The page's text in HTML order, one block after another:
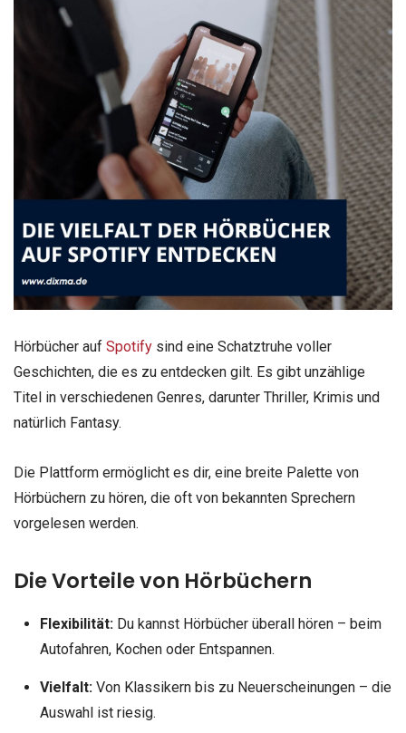
Hörbücher auf Spotify sind eine Schatztruhe voller
Geschichten, die es zu entdecken gilt. Es gibt unzählige
Titel in verschiedenen Genres, darunter Thriller, Krimis und
natürlich Fantasy.
Die Plattform ermöglicht es dir, eine breite Palette von
Hörbüchern zu hören, die oft von bekannten Sprechern
vorgelesen werden.
Die Vorteile von Hörbüchern
Flexibilität:Du kannst Hörbücher überall hören – beim
Autofahren, Kochen oder Entspannen.
Vielfalt:Von Klassikern bis zu Neuerscheinungen – die
Auswahl ist riesig.